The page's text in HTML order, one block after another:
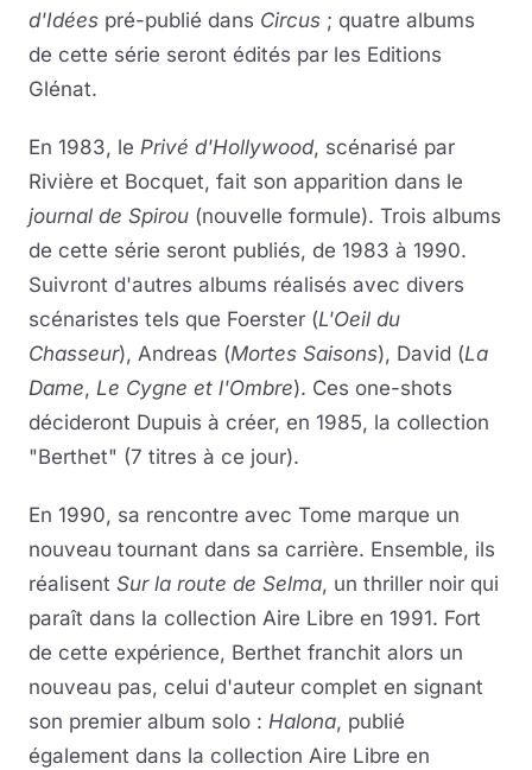
d'Idées pré-publié dans Circus ; quatre albums
de cette série seront édités par les Editions
Glénat.
En 1983, le Privé d'Hollywood, scénarisé par
Rivière et Bocquet, fait son apparition dans le
journal de Spirou (nouvelle formule). Trois albums
de cette série seront publiés, de 1983 à 1990.
Suivront d'autres albums réalisés avec divers
scénaristes tels que Foerster (L'Oeil du
Chasseur), Andreas (Mortes Saisons), David (La
Dame, Le Cygne et l'Ombre). Ces one-shots
décideront Dupuis à créer, en 1985, la collection
"Berthet" (7 titres à ce jour).
En 1990, sa rencontre avec Tome marque un
nouveau tournant dans sa carrière. Ensemble, ils
réalisent Sur la route de Selma, un thriller noir qui
paraît dans la collection Aire Libre en 1991. Fort
de cette expérience, Berthet franchit alors un
nouveau pas, celui d'auteur complet en signant
son premier album solo : Halona, publié
également dans la collection Aire Libre en